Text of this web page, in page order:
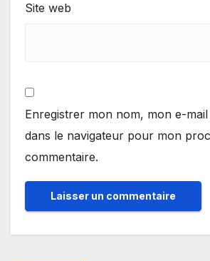
Site web
Enregistrer mon nom, mon e-
dans le navigateur pour mon
commentaire.